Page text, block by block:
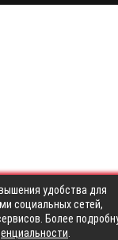
удобства для
социальных сетей,
Более